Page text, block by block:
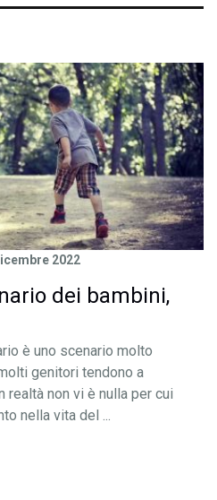
2022
dei bambini,
è uno scenario molto
genitori tendono a
non vi è nulla per cui
nella vita del ...